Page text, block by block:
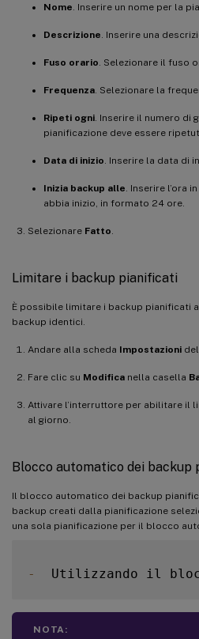
Nome . Inserire un nome per la
Descrizione . Inserire una
Fuso orario . Selezionare il fuso
Frequenza . Selezionare la
Ripeti ogni . Inserire il numero di
pianificazione deve essere
Data di inizio . Inserire la data di
Inizia backup alle . Inserire l’ora
abbia inizio, in formato 24 ore.
Selezionare Fatto
Limitare i backup pianificati
È possibile limitare i backup pianificati
backup identici.
Andare alla scheda Impostazioni
Fare clic su Modifica nella casella
Attivare l’interruttore per abilitare il
al giorno.
Blocco automatico dei backup
Il blocco automatico dei backup
backup creati dalla pianificazione
una sola pianificazione per il blocco
-
Utilizzando il
NOTA: